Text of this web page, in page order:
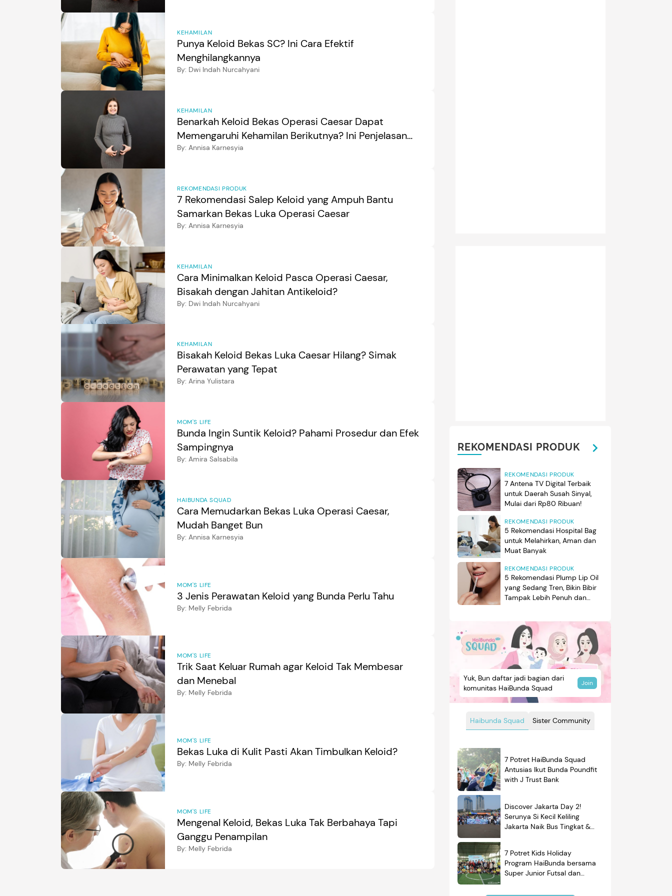
KEHAMILAN
Punya Keloid Bekas SC? Ini Cara Efektif
Menghilangkannya
By: Dwi Indah Nurcahyani
KEHAMILAN
Benarkah Keloid Bekas Operasi Caesar Dapat
Memengaruhi Kehamilan Berikutnya? Ini Penjelasan
Dokter
By: Annisa Karnesyia
REKOMENDASI PRODUK
7 Rekomendasi Salep Keloid yang Ampuh Bantu
Samarkan Bekas Luka Operasi Caesar
By: Annisa Karnesyia
KEHAMILAN
Cara Minimalkan Keloid Pasca Operasi Caesar,
Bisakah dengan Jahitan Antikeloid?
By: Dwi Indah Nurcahyani
KEHAMILAN
Bisakah Keloid Bekas Luka Caesar Hilang? Simak
Perawatan yang Tepat
By: Arina Yulistara
MOM'S LIFE
Bunda Ingin Suntik Keloid? Pahami Prosedur dan Efek
Sampingnya
By: Amira Salsabila
HAIBUNDA SQUAD
Cara Memudarkan Bekas Luka Operasi Caesar,
Mudah Banget Bun
By: Annisa Karnesyia
MOM'S LIFE
3 Jenis Perawatan Keloid yang Bunda Perlu Tahu
By: Melly Febrida
MOM'S LIFE
Trik Saat Keluar Rumah agar Keloid Tak Membesar
dan Menebal
By: Melly Febrida
MOM'S LIFE
Bekas Luka di Kulit Pasti Akan Timbulkan Keloid?
By: Melly Febrida
MOM'S LIFE
Mengenal Keloid, Bekas Luka Tak Berbahaya Tapi
Ganggu Penampilan
By: Melly Febrida
REKOMENDASI PRODUK
REKOMENDASI PRODUK
7 Antena TV Digital Terbaik
untuk Daerah Susah Sinyal,
Mulai dari Rp80 Ribuan!
REKOMENDASI PRODUK
5 Rekomendasi Hospital Bag
untuk Melahirkan, Aman dan
Muat Banyak
REKOMENDASI PRODUK
5 Rekomendasi Plump Lip Oil
yang Sedang Tren, Bikin Bibir
Tampak Lebih Penuh dan
Haibunda Squad Sister Community
Yuk, Bun daftar jadi bagian dari
komunitas HaiBunda Squad
Join
7 Potret HaiBunda Squad
Antusias Ikut Bunda Poundfit
with J Trust Bank
Discover Jakarta Day 2!
Serunya Si Kecil Keliling
Jakarta Naik Bus Tingkat &
7 Potret Kids Holiday
Program HaiBunda bersama
Super Junior Futsal dan
Kompak Banget!